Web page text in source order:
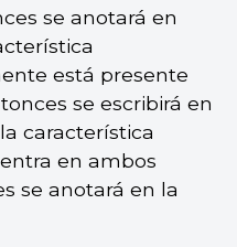
se anotará en
está presente
se escribirá en
característica
en ambos
se anotará en la